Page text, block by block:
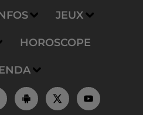
JEUX
HOROSCOPE